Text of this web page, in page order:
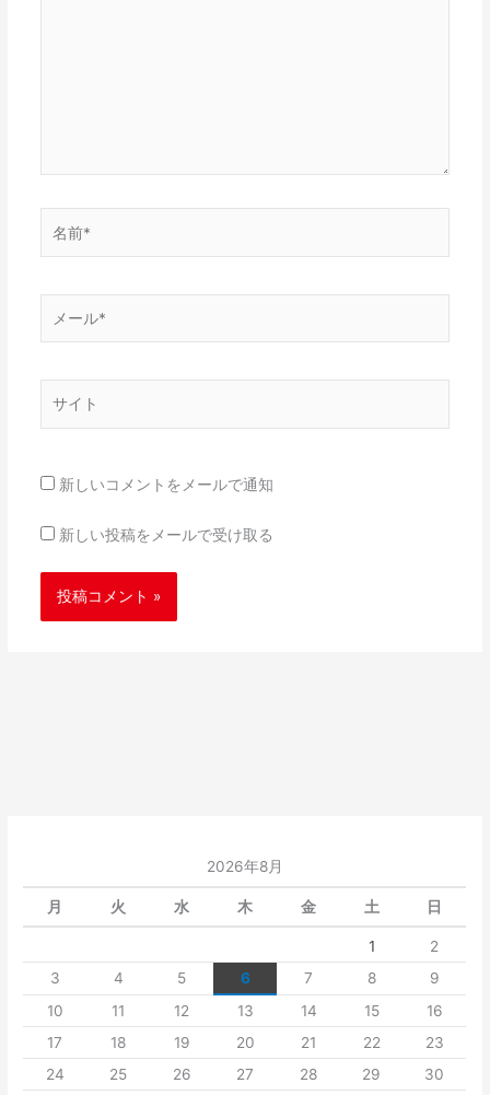
前
ー
*
新しいコメントをメールで通知
新しい投稿をメールで受け取る
2026年8月
月 火 水 木 金 土 日
1
2
3
4 5 6 7 8
9
10
11 12 13 14 15
16
17
18 19 20 21 22
23
24
25 26 27 28 29
30